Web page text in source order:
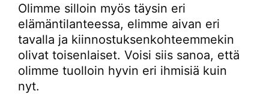
Olimme silloin myös täysin eri
elämäntilanteessa, elimme aivan eri
tavalla ja kiinnostuksenkohteemmekin
olivat toisenlaiset. Voisi siis sanoa, että
olimme tuolloin hyvin eri ihmisiä kuin
nyt.